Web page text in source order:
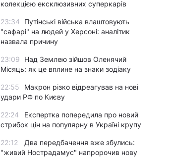
колекцією ексклюзивних суперкарів
23:34
Путінські війська влаштовують
"сафарі" на людей у Херсоні: аналітик
назвала причину
23:09
Над Землею зійшов Оленячий
Місяць: як це вплине на знаки зодіаку
22:55
Макрон різко відреагував на нові
удари РФ по Києву
22:24
Експертка попередила про новий
стрибок цін на популярну в Україні крупу
22:12
Два передбачення вже збулись:
"живий Нострадамус" напророчив нову